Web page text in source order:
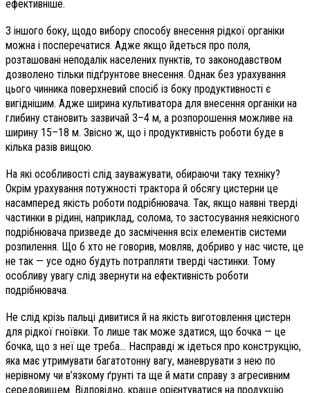
ефективніше.
З іншого боку, щодо вибору способу внесення рідкої органіки
можна і посперечатися. Адже якщо йдеться про поля,
розташовані неподалік населених пунктів, то законодавством
дозволено тільки підґрунтове внесення. Однак без урахування
цього чинника поверхневий спосіб із боку продуктивності є
вигіднішим. Адже ширина культиватора для внесення органіки на
глибину становить зазвичай 3–4 м, а розпорошення можливе на
ширину 15–18 м. Звісно ж, що і продуктивність роботи буде в
кілька разів вищою.
На які особливості слід зауважувати, обираючи таку техніку?
Окрім урахування потужності трактора й обсягу цистерни це
насамперед якість роботи подрібнювача. Так, якщо наявні тверді
частинки в рідині, наприклад, солома, то застосування неякісного
подрібнювача призведе до засмічення всіх елементів системи
розпилення. Що б хто не говорив, мовляв, добриво у нас чисте, це
не так — усе одно будуть потрапляти тверді частинки. Тому
особливу увагу слід звернути на ефективність роботи
подрібнювача.
Не слід крізь пальці дивитися й на якість виготовлення цистерн
для рідкої гноївки. То лише так може здатися, що бочка — це
бочка, що з неї ще треба… Насправді ж ідеться про конструкцію,
яка має утримувати багатотонну вагу, маневрувати з нею по
нерівному чи в’язкому ґрунті та ще й мати справу з агресивним
середовищем. Відповідно, краще орієнтуватися на продукцію